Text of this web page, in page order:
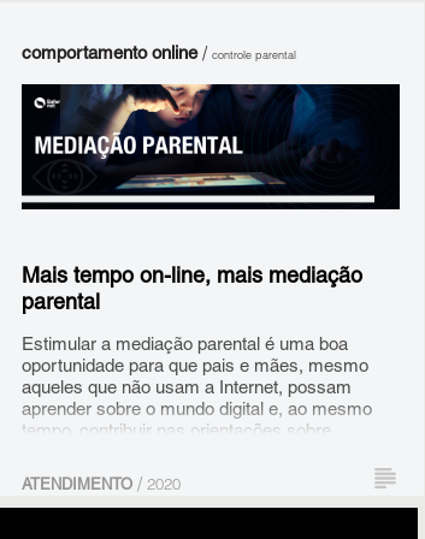
Lidar com as tecnologias digitais pode ser
desafiador, por isso a SaferNet deseja
promover reflexões e trazer dicas práticas para
comportamento online/ controle parental
Mais tempo on-line, mais mediação
parental
Estimular a mediação parental é uma boa
oportunidade para que pais e mães, mesmo
aqueles que não usam a Internet, possam
aprender sobre o mundo digital e, ao mesmo
tempo, contribuir nas orientações sobre
com os pares, proteção de informações
pessoais, zelo com a própria reputação e
ATENDIMENTO / 2020